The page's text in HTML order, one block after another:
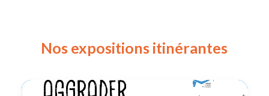
Nos expositions itinérantes